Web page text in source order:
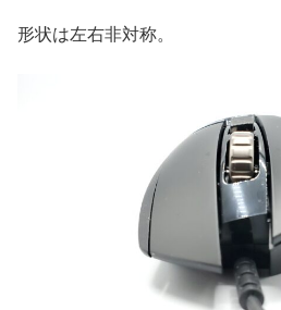
形状は左右非対称。